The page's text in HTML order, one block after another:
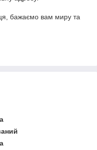
бажаємо вам миру та